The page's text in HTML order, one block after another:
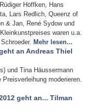
Höffken, Hans
Lars Redlich, Queenz of
& Jan, René Sydow und
waren u.a.
Mehr lesen...
an Andreas Thiel
und Tina Häussermann
moderieren.
geht an... Tilman